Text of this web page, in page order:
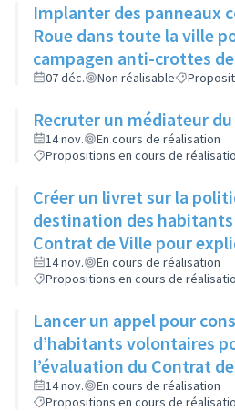
Implanter des panneaux
Roue dans toute la ville
campagen anti-crottes
07 déc. Non réalisable
Recruter un médiateur
14 nov.
En cours de réalisation
Propositions en cours de
Créer un livret sur la
destination des
Contrat de Ville pour
dispositifs, les termes
abréviations et les projets
14 nov.
En cours de réalisation
Propositions en cours de
Lancer un appel pour
d’habitants volontaires
l’évaluation du Contrat
14 nov.
En cours de réalisation
Propositions en cours de